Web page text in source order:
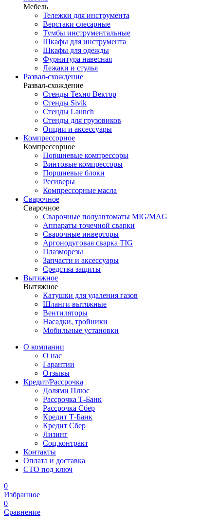
Мебель
Тележки для инструмента
Верстаки слесарные
Тумбы инструментальные
Шкафы для инструмента
Шкафы для одежды
Фурнитура навесная
Лежаки и стулья
Развал-схождение
Развал-схождение
Стенды Техно Вектор
Стенды Sivik
Стенды Launch
Стенды для грузовиков
Опции и аксессуары
Компрессорное
Компрессорное
Поршневые компрессоры
Винтовые компрессоры
Поршневые блоки
Ресиверы
Компрессорные масла
Сварочное
Сварочное
Сварочные полуавтоматы MIG/MAG
Аппараты точечной сварки
Сварочные инверторы
Аргонодуговая сварка TIG
Плазморезы
Запчасти и аксессуары
Средства защиты
Вытяжное
Вытяжное
Катушки для удаления газов
Шланги вытяжные
Вентиляторы
Насадки, тройники
Мобильные установки
О компании
О нас
Гарантии
Отзывы
Кредит/Рассрочка
Долями Плюс
Рассрочка Т-Банк
Рассрочка Сбер
Кредит Т-Банк
Кредит Сбер
Лизинг
Соц.контракт
Контакты
Оплата и доставка
СТО под ключ
0
Избранное
0
Сравнение